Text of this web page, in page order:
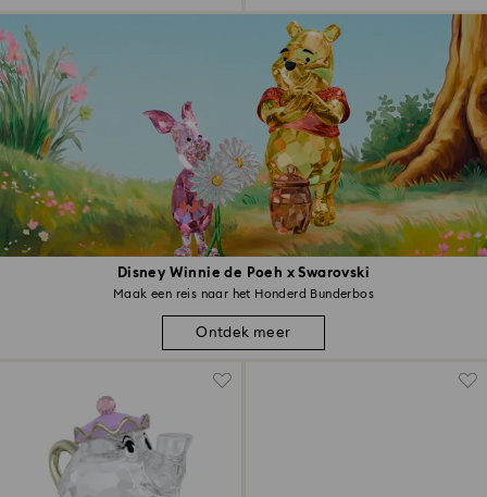
Disney Winnie de Poeh x Swarovski
Maak een reis naar het Honderd Bunderbos
Ontdek meer